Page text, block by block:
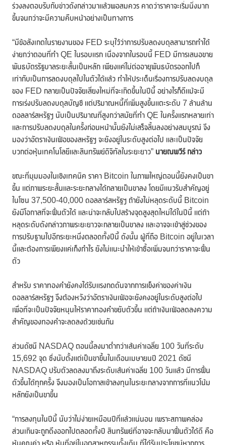
ร่วงลงตอบรับกับข่าวดังกล่าวมาแล้วพอสมควร คาดว่าราคาจะเริ่มนิ่งมาก
ขึ้นจนกว่าจะมีความคืบหน้าอย่างเป็นทางการ
“มีข้อสังเกตในรายงานของ FED ระบุไว้ว่าการปรับลดงบดุลสามารถทำได้
ง่ายกว่าตอนที่ทำ QE ในรอบแรก เนื่องจากในรอบนี้ FED มีการเสนอขาย
พันธบัตรรัฐบาลระยะสั้นเป็นหลัก เพียงแค่ไม่ต่ออายุพันธบัตรออกไปก็
เท่ากับเป็นการลดงบดุลไปในตัวได้แล้ว ทำให้ประเด็นเรื่องการปรับลดงบดุล
ของ FED กลายเป็นปัจจัยเสี่ยงใหม่ที่จะเกิดขึ้นในปีนี้ อย่างไรก็ดีแม้จะมี
การเร่งปรับลดงบดุลบัญชี แต่ปริมาณหนี้ที่เพิ่มสูงขึ้นแตะระดับ 7 ล้านล้าน
ดอลลาร์สหรัฐฯ นับเป็นปริมาณที่สูงกว่าสมัยที่ทำ QE ในครั้งแรกหลายเท่า
และการปรับลดงบดุลในครั้งก่อนหน้านั้นยังไม่เสร็จสิ้นลงอย่างสมบูรณ์ จึง
มองว่าอัตราเงินเฟ้อของสหรัฐฯ จะยังอยู่ในระดับสูงต่อไป และเป็นปัจจัย
บวกต่อหุ้นเทคโนโลยีและสินทรัพย์ดิจิทัลในระยะยาว” นายณพวีร์ กล่าว
ขณะที่มุมมองในเชิงเทคนิค ราคา Bitcoin ในภาพใหญ่ตอนนี้ยังคงเป็นขา
ขึ้น แต่ภาพระยะสั้นและระยะกลางได้กลายเป็นขาลง โดยมีแนวรับสำคัญอยู่
ในโซน 37,500-40,000 ดอลลาร์สหรัฐฯ ถ้ายังไม่หลุดระดับนี้ Bitcoin
ยังมีโอกาสที่จะฟื้นตัวได้ และน่าจะกลับไปสร้างจุดสูงสุดใหม่ได้ในปีนี้ แต่ถ้า
หลุดระดับดังกล่าวภาพระยะยาวจะกลายเป็นขาลง และอาจจะเข้าสู่ช่วงของ
การปรับฐานไปอีกระยะหนึ่งตลอดทั้งปีนี้ ดังนั้น ผู้ที่ถือ Bitcoin อยู่ในเวลา
นี้และต้องการเพียงแค่เก็งกำไร ยังไม่แนะนำให้เข้าซื้อเพิ่มจนกว่าราคาจะฟื้น
ตัว
สำหรับ ราคาทองคำยังคงได้รับแรงกดดันจากการแข็งค่าของค่าเงิน
ดอลลาร์สหรัฐฯ จึงต้องหวังว่าอัตราเงินเฟ้อจะยังคงอยู่ในระดับสูงต่อไป
เพื่อที่จะเป็นปัจจัยหนุนให้ราคาทองคำขยับตัวขึ้น แต่ถ้าเงินเฟ้อลดลงความ
สำคัญของทองคำจะลดลงด้วยเช่นกัน
ส่วนดัชนี NASDAQ ตอนนี้ลงมาต่ำกว่าเส้นค่าเฉลี่ย 100 วันที่ระดับ
15,692 จุด ซึ่งนับตั้งแต่เป็นขาขึ้นในเดือนเมษายนปี 2021 ดัชนี
NASDAQ ปรับตัวลดลงมาถึงระดับเส้นค่าเฉลี่ย 100 วันแล้ว มีการฟื้น
ตัวขึ้นได้ทุกครั้ง จึงมองเป็นโอกาสเข้าลงทุนในระยะกลางจากการที่แนวโน้ม
หลักยังเป็นขาขึ้น
“การลงทุนในปีนี้ นับว่าไม่ง่ายเหมือนปีที่แล้วแน่นอน เพราะสภาพคล่อง
ส่วนเกินจะถูกดึงออกไปตลอดทั้งปี สินทรัพย์ที่อาจจะกลับมาฟื้นตัวได้ดี คือ
หุ้นคุณค่า หรือ หุ้นที่อยู่ในอุตสาหกรรมดั้งเดิม ที่ได้รับประโยชน์หากการ